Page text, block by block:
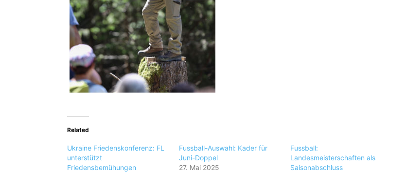
Related
Ukraine Friedenskonferenz: FL
unterstützt
Friedensbemühungen
Fussball-Auswahl: Kader für
Juni-Doppel
27. Mai 2025
Fussball:
Landesmeisterschaften als
Saisonabschluss